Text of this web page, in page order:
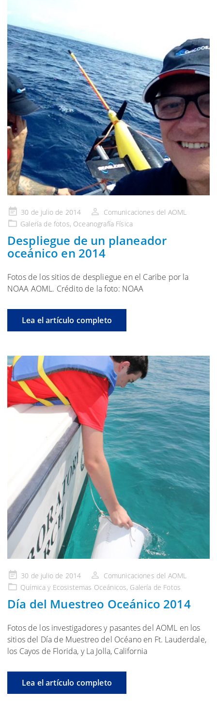
Publicado
en
30 de julio de 2014
Comunicaciones del AOML
Galería de fotos, Oceanografía Física
Despliegue de un planeador
oceánico en 2014
Fotos de los sitios de despliegue en el Caribe por la
NOAA AOML. Crédito de la foto: NOAA
Lea el artículo completo
Publicado
en
30 de julio de 2014
Comunicaciones del AOML
Química y Ecosistemas Oceánicos, Galería de Fotos
Día del Muestreo Oceánico 2014
Fotos de los investigadores y pasantes del AOML en los
sitios del Día de Muestreo del Océano en Ft. Lauderdale,
los Cayos de Florida, y La Jolla, California
Lea el artículo completo